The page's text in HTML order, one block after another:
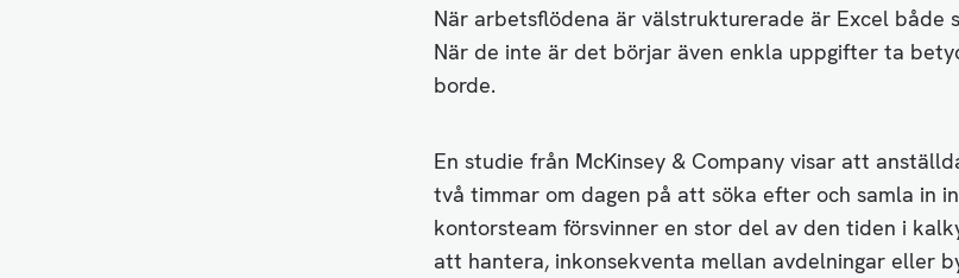
När arbetsflödena är välstrukturerade är Excel både
När de inte är det börjar även enkla uppgifter ta
borde.
En studie från McKinsey & Company visar att
två timmar om dagen på att söka efter och samla in
kontorsteam försvinner en stor del av den tiden i
att hantera, inkonsekventa mellan avdelningar eller